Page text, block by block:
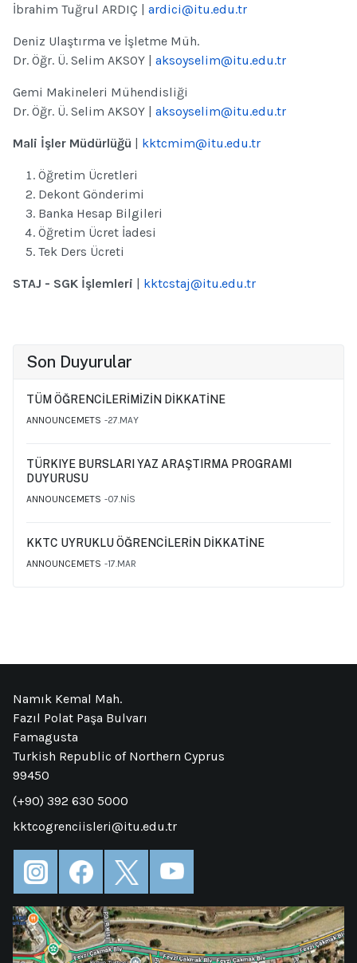
İbrahim Tuğrul ARDIÇ | ardici@itu.edu.tr
Deniz Ulaştırma ve İşletme Müh.
Dr. Öğr. Ü. Selim AKSOY | aksoyselim@itu.edu.tr
Gemi Makineleri Mühendisliği
Dr. Öğr. Ü. Selim AKSOY | aksoyselim@itu.edu.tr
Mali İşler Müdürlüğü kktcmim@itu.edu.tr
Öğretim Ücretleri
Dekont Gönderimi
Banka Hesap Bilgileri
Öğretim Ücret İadesi
Tek Ders Ücreti
STAJ - SGK İşlemleri kktcstaj@itu.edu.tr
Son Duyurular
TÜM ÖĞRENCİLERİMİZİN DİKKATİNE
ANNOUNCEMETS 27.MAY
TÜRKIYE BURSLARI YAZ ARAŞTIRMA PROGRAMI
DUYURUSU
ANNOUNCEMETS 07.NIS
KKTC UYRUKLU ÖĞRENCİLERİN DİKKATİNE
ANNOUNCEMETS 17.MAR
Namık Kemal Mah.
Fazıl Polat Paşa Bulvarı
Famagusta
Turkish Republic of Northern Cyprus
99450
(+90) 392 630 5000
kktcogrenciisleri@itu.edu.tr